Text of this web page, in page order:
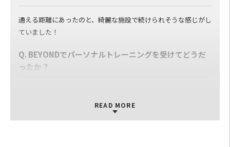
ーニングや食事指導をしてくれる頼り甲斐のあるトレーナーで
す。
康大くんは聞き上手で褒め上手でトレーニング中もモチベーシ
思えます。
通える距離にあったのと、綺麗な施設で続けられそうな感じがし
ていました！
Q. BEYONDでパーソナルトレーニングを受けてどうだ
ったか？
6キロ以上増え、筋肉量も計画通り増やすことができました！食
生活も変えて健康に生活できていると思います
READ MORE